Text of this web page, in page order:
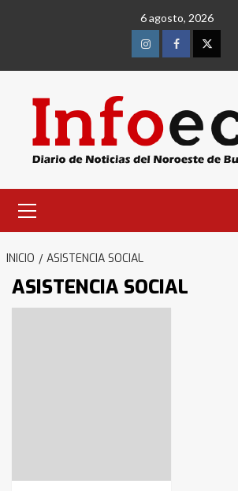
6 agosto, 2026
InstagramFacebookTwitter
primario
INICIO ASISTENCIA SOCIAL
ASISTENCIA SOCIAL